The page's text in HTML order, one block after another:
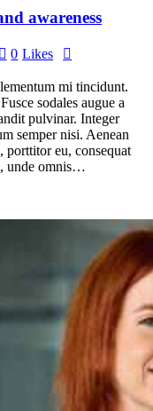
awareness
0 Likes
mi tincidunt.
sodales augue a
pulvinar. Integer
semper nisi. Aenean
porttitor eu, consequat
unde omnis…